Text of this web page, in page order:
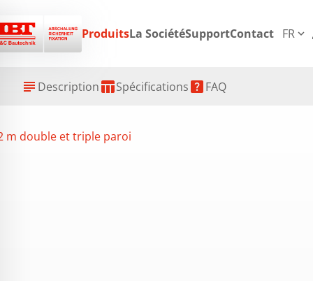
ProduitsLa SociétéSupportContact FR expand_more
subject Descriptiontable_chartSpécificationshelp_centerFAQ
m double et triple paroi